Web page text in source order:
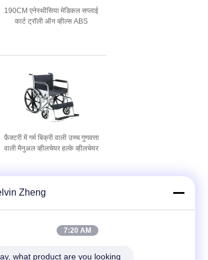
190CM एनेस्थीसिया मेडिकल सप्लाई
कार्ट ट्रॉली ऑन व्हील्स ABS
फ़ैक्टरी में गर्म बिक्री वाली उच्च गुणवत्ता
वाली मैनुअल व्हीलचेयर हल्के व्हीलचेयर
Zheng
7:20 AM
what product are you looking